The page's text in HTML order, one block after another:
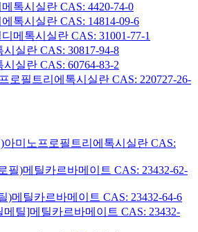
톡시실란 CAS: 4420-74-0
톡시실란 CAS: 14814-09-6
메톡시실란 CAS: 31001-77-1
실란 CAS: 30817-94-8
실란 CAS: 60764-83-2
로필트리에톡시실란 CAS: 220727-26-
아미노프로필트리에톡시실란 CAS:
필)메틸카르바메이트 CAS: 23432-62-
)메틸카르바메이트 CAS: 23432-64-6
틸]메틸카르바메이트 CAS: 23432-